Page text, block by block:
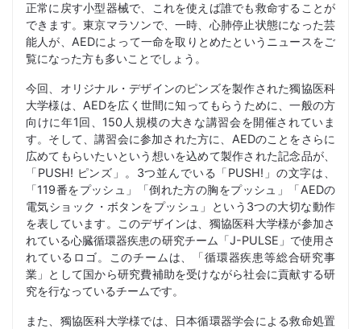
正常に戻す小型器械で、これを使えば誰でも救命することが
できます。東京マラソンで、一時、心肺停止状態になった芸
能人が、AEDによって一命を取りとめたというニュースをご
覧になった方も多いことでしょう。
今回、オリジナル・デザインのピンズを製作された獨協医科
大学様は、AEDを広く世間に知ってもらうために、一般の方
向けに年1回、150人規模の大きな講習会を開催されていま
す。そして、講習会に参加された方に、AEDのことをさらに
広めてもらいたいという想いを込めて製作された記念品が、
「PUSH! ピンズ」。3つ並んでいる「PUSH!」の文字は、
「119番をプッシュ」「倒れた方の胸をプッシュ」「AEDの
電気ショック・ボタンをプッシュ」という3つの大切な動作
を表しています。このデザインは、獨協医科大学様が参加さ
れている心臓循環器疾患の研究チーム「J-PULSE」で使用さ
れているロゴ。このチームは、「循環器疾患等総合研究事
業」として国から研究費補助を受けながら社会に貢献する研
究を行なっているチームです。
また、獨協医科大学様では、日本循環器学会による救命処置